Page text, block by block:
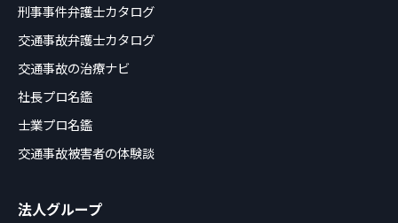
刑事事件弁護士カタログ
交通事故弁護士カタログ
交通事故の治療ナビ
社長プロ名鑑
士業プロ名鑑
交通事故被害者の体験談
法人グループ